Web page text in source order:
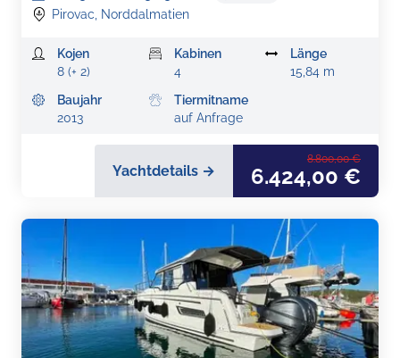
Pirovac, Norddalmatien
Kojen
8 (+ 2)
Kabinen
4
Länge
15,84 m
Baujahr
2013
Tiermitname
auf Anfrage
Yachtdetails →
8.800,00 €
6.424,00 €